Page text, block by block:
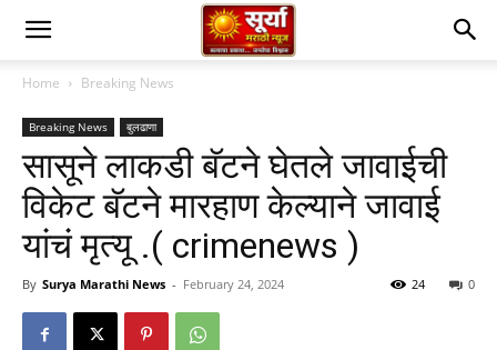
Home Breaking News
Breaking News बुलढाणा
सासूने लाकडी बॅटने घेतले जावाईची
विकेट बॅटने मारहाण केल्याने जावाई
यांचं मृत्यू .( crimenews )
By Surya Marathi News - February 24, 2024 0
24